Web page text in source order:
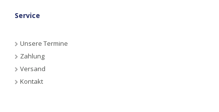
Service
Unsere Termine
Zahlung
Versand
Kontakt